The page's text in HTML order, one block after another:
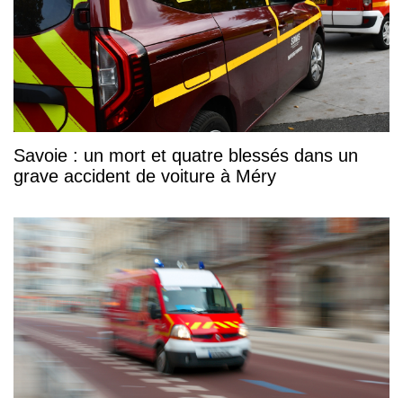
Savoie : un mort et quatre blessés dans un
grave accident de voiture à Méry